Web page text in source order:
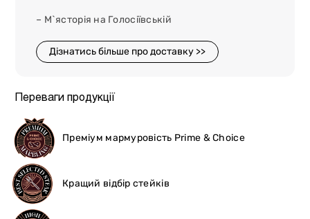
– М`ясторія на Голосіївській
Дізнатись більше про доставку >>
Переваги продукції
Преміум мармуровість Prime & Choice
Кращий відбір стейків